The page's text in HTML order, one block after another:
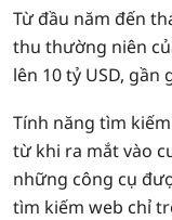
Từ đầu năm đến
thu thường niên
lên 10 tỷ USD, gần
Tính năng tìm
từ khi ra mắt vào
những công cụ
tìm kiếm web chỉ